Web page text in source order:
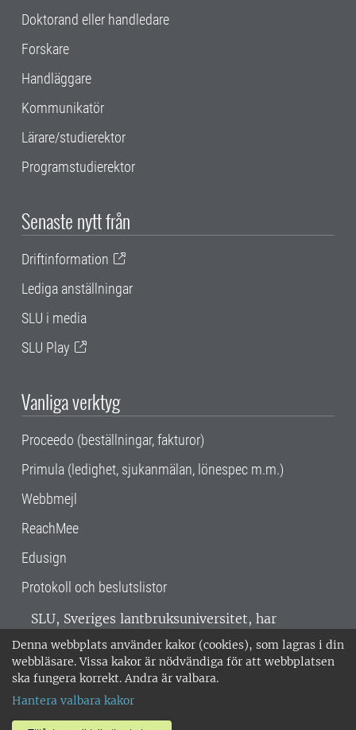
Denna webbplats använder kakor (cookies), som lagras i din
webbläsare. Vissa kakor är nödvändiga för att webbplatsen
ska fungera korrekt. Andra är valbara.
Hantera valbara kakor
Doktorand eller handledare
Forskare
Handläggare
Kommunikatör
Lärare/studierektor
Programstudierektor
Senaste nytt från
Driftinformation
Lediga anställningar
SLU i media
SLU Play
Vanliga verktyg
Proceedo (beställningar, fakturor)
Primula (ledighet, sjukanmälan, lönespec m.m.)
Webbmejl
ReachMee
Edusign
Protokoll och beslutslistor
SLU, Sveriges lantbruksuniversitet, har
verksamhet över hela Sverige. Huvudorter är
Alnarp, Uppsala och Umeå.SLU är
miljöcertifierat enligt ISO 14001. •
018-67 10 00 • Org nr: 202100-2817 •